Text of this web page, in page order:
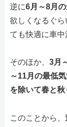
逆に6月～8月
欲しくなるぐら
ても快適に車中
そのほか、 3月
～11月の最低
を除いて春と秋
このことから、